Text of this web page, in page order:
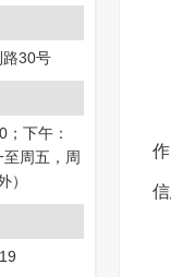
路30号
；下午：
周五，周
）